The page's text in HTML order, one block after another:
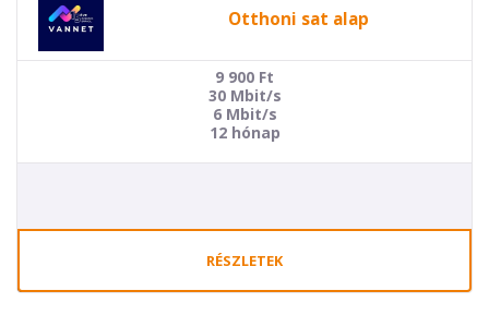
Otthoni sat alap
9 900 Ft
30 Mbit/s
6 Mbit/s
12 hónap
RÉSZLETEK